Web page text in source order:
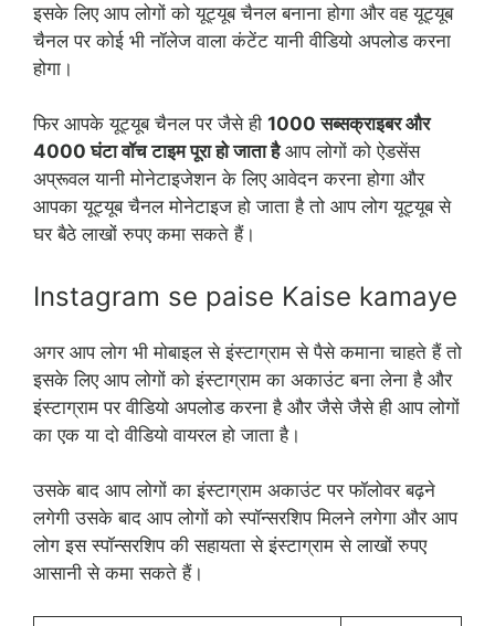
इसके लिए आप लोगों को यूट्यूब चैनल बनाना होगा और वह यूट्यूब
चैनल पर कोई भी नॉलेज वाला कंटेंट यानी वीडियो अपलोड करना
होगा।
फिर आपके यूट्यूब चैनल पर जैसे ही 1000 सब्सक्राइबर और
4000 घंटा वॉच टाइम पूरा हो जाता हैआप लोगों को ऐडसेंस
अप्रूवल यानी मोनेटाइजेशन के लिए आवेदन करना होगा और
आपका यूट्यूब चैनल मोनेटाइज हो जाता है तो आप लोग यूट्यूब से
घर बैठे लाखों रुपए कमा सकते हैं।
Instagram se paise Kaise kamaye
अगर आप लोग भी मोबाइल से इंस्टाग्राम से पैसे कमाना चाहते हैं तो
इसके लिए आप लोगों को इंस्टाग्राम का अकाउंट बना लेना है और
इंस्टाग्राम पर वीडियो अपलोड करना है और जैसे जैसे ही आप लोगों
का एक या दो वीडियो वायरल हो जाता है।
उसके बाद आप लोगों का इंस्टाग्राम अकाउंट पर फॉलोवर बढ़ने
लगेगी उसके बाद आप लोगों को स्पॉन्सरशिप मिलने लगेगा और आप
लोग इस स्पॉन्सरशिप की सहायता से इंस्टाग्राम से लाखों रुपए
आसानी से कमा सकते हैं।